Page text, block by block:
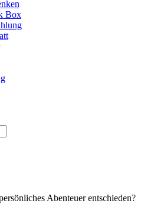
Box
Abenteuer entschieden?